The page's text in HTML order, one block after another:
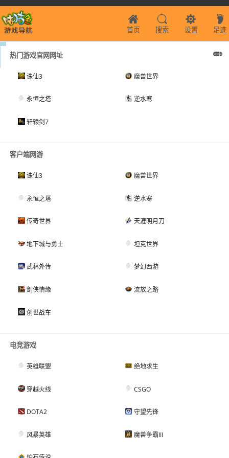
足迹
设置
搜索
首页
热门游戏官网网址
诛仙3 魔兽世界
永恒之塔 逆水寒
轩辕剑7
客户端网游
诛仙3 魔兽世界
永恒之塔 逆水寒
传奇世界 天涯明月刀
地下城与勇士 坦克世界
武林外传 梦幻西游
剑侠情缘 流放之路
创世战车
电竞游戏
英雄联盟 绝地求生
穿越火线 CSGO
DOTA2 守望先锋
风暴英雄 魔兽争霸III